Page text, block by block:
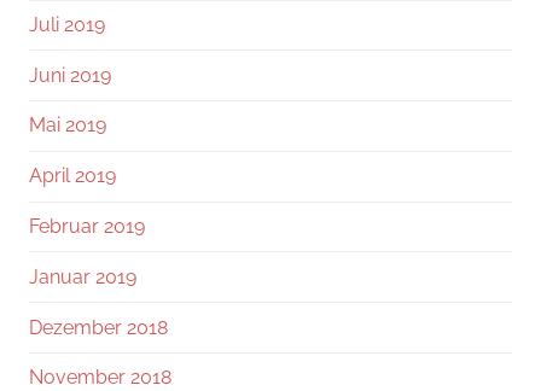
Juli 2019
Juni 2019
Mai 2019
April 2019
Februar 2019
Januar 2019
Dezember 2018
November 2018